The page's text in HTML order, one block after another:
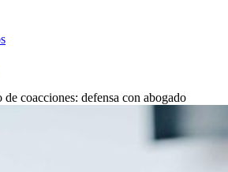
de coacciones: defensa con abogado